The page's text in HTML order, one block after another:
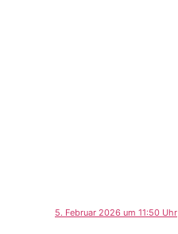
5. Februar 2026 um 11:50 Uhr